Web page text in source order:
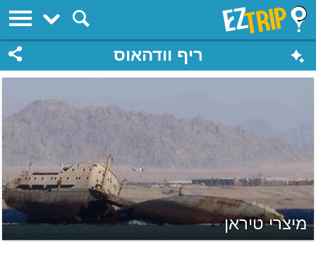
EZTrip
ריף וודהאוס
מיצרי טיראן